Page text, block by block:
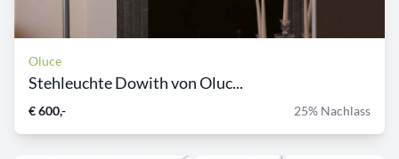
Oluce
Stehleuchte Dowith von Oluc...
€ 600,- 25% Nachlass